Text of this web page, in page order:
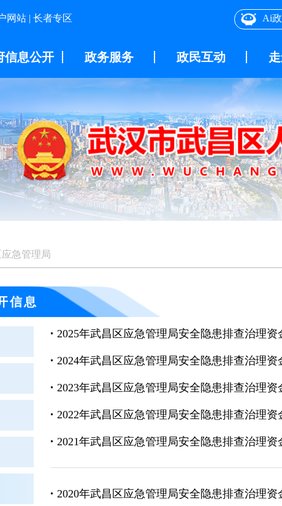
Ai
网站 | 长者专区
信息公开 政务服务 政民互动
应急管理局
信息
2025年武昌区应急管理局安全隐患排查治理资
2024年武昌区应急管理局安全隐患排查治理资
2023年武昌区应急管理局安全隐患排查治理资
2022年武昌区应急管理局安全隐患排查治理资
2021年武昌区应急管理局安全隐患排查治理资
2020年武昌区应急管理局安全隐患排查治理资